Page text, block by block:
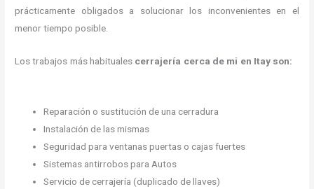
prácticamente obligados a solucionar los inconvenientes en el
menor tiempo posible.
Los trabajos más habituales cerrajería cerca de mi en Itay son:
Reparación o sustitución de una cerradura
Instalación de las mismas
Seguridad para ventanas puertas o cajas fuertes
Sistemas antirrobos para Autos
Servicio de cerrajería (duplicado de llaves)